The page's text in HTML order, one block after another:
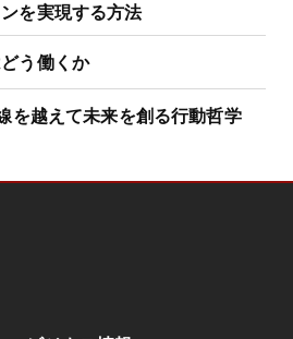
を実現する方法
う働くか
を越えて未来を創る行動哲学